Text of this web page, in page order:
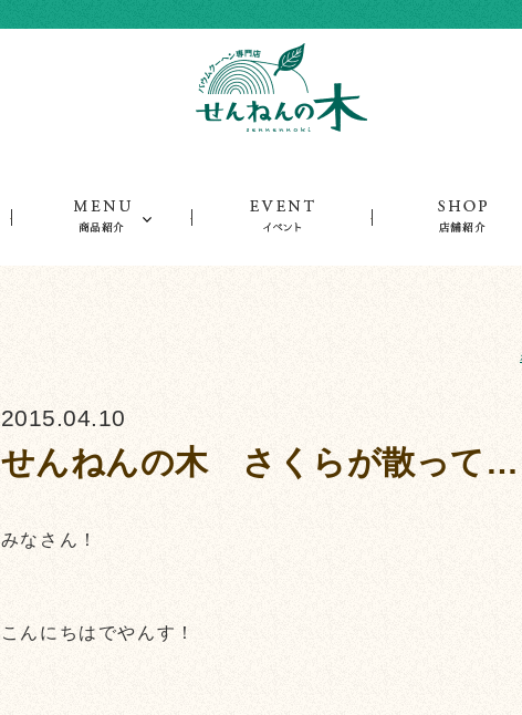
ホーム 商品紹介 イベント
2015.04.10
せんねんの木 さくらが散って…
みなさん！
こんにちはでやんす！